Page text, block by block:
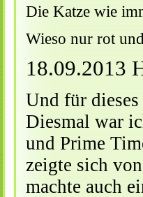
Die Katze wie
Wieso nur rot
18.09.2013
Und für
Diesmal war
und Prime
zeigte sich
machte auch